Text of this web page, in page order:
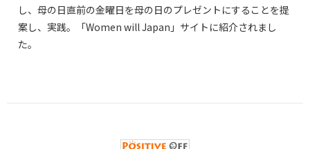
し、母の日直前の金曜日を母の日のプレゼントにすることを提
案し、実践。「Women will Japan」サイトに紹介されまし
た。